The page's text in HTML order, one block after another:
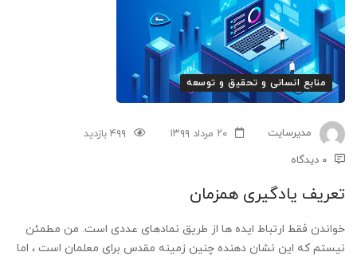
یادگیری
همزمان
منابع انسانی و تحقیق و توسعه
مدیرسایت ۲۰ مرداد ۱۳۹۹
۴۹۹ بازدید
۰ دیدگاه
تعریف یادگیری همزمان
خواندن فقط ارتباط ایده ها از طریق نمادهای عددی است. من مطمئن
نیستم که این نشان دهنده چنین زمینه مقدس برای معلمان است ، اما